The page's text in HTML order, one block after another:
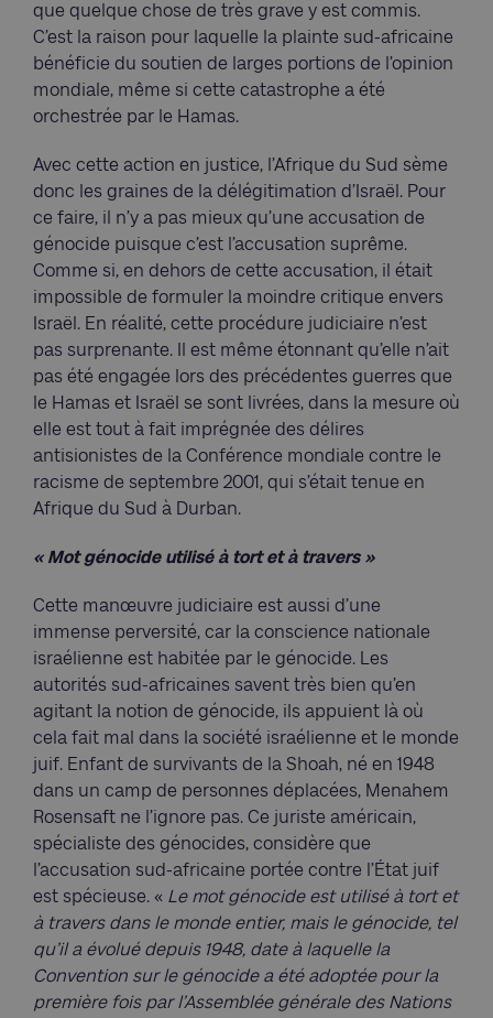
que quelque chose de très grave y est commis.
C’est la raison pour laquelle la plainte sud-africaine
bénéficie du soutien de larges portions de l’opinion
mondiale, même si cette catastrophe a été
orchestrée par le Hamas.
Avec cette action en justice, l’Afrique du Sud sème
donc les graines de la délégitimation d’Israël. Pour
ce faire, il n’y a pas mieux qu’une accusation de
génocide puisque c’est l’accusation suprême.
Comme si, en dehors de cette accusation, il était
impossible de formuler la moindre critique envers
Israël. En réalité, cette procédure judiciaire n’est
pas surprenante. Il est même étonnant qu’elle n’ait
pas été engagée lors des précédentes guerres que
le Hamas et Israël se sont livrées, dans la mesure où
elle est tout à fait imprégnée des délires
antisionistes de la Conférence mondiale contre le
racisme de septembre 2001, qui s’était tenue en
Afrique du Sud à Durban.
« Mot génocide utilisé à tort et à travers »
Cette manœuvre judiciaire est aussi d’une
immense perversité, car la conscience nationale
israélienne est habitée par le génocide. Les
autorités sud-africaines savent très bien qu’en
agitant la notion de génocide, ils appuient là où
cela fait mal dans la société israélienne et le monde
juif. Enfant de survivants de la Shoah, né en 1948
dans un camp de personnes déplacées, Menahem
Rosensaft ne l’ignore pas. Ce juriste américain,
spécialiste des génocides, considère que
l’accusation sud-africaine portée contre l’État juif
est spécieuse. « Le mot génocide est utilisé à tort et
à travers dans le monde entier, mais le génocide, tel
qu’il a évolué depuis 1948, date à laquelle la
Convention sur le génocide a été adoptée pour la
première fois par l’Assemblée générale des Nations